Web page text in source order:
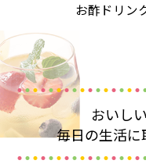
ふりかけ
炊き込みご飯の素
鍋なび
納豆のサイト
PIN印
三ツ判山吹
ZENB
MIM（ミ
お客様相談センタ
お客様の声をいかしました
販売終了製品のご案内
お酢ドリン
おいし
毎日の生活